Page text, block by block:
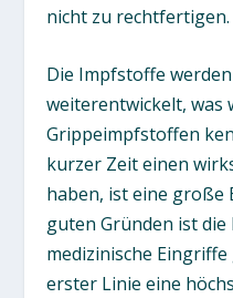
nicht zu rechtfertigen.
Die Impfstoffe
weiterentwickelt, was
Grippeimpfstoffen
kurzer Zeit einen
haben, ist eine große
guten Gründen ist
medizinische
erster Linie eine